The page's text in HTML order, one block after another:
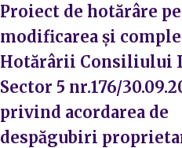
Proiect de hotărâre
modificarea și
Hotărârii Consiliului
Sector 5 nr.176/
privind acordarea de
despăgubiri